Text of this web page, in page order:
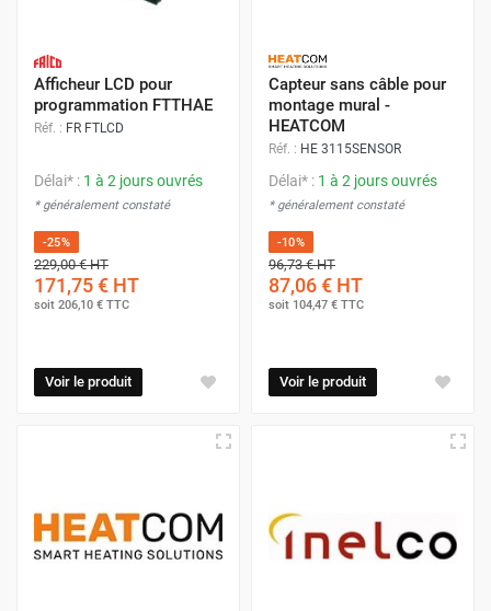
Afficheur LCD pour
programmation FTTHAE
Réf. : FR FTLCD
Délai* : 1 à 2 jours ouvrés
* généralement constaté
-25%
229,00 €HT
171,75 € HT
soit 206,10 € TTC
Voir le produit
Capteur sans câble pour
montage mural -
HEATCOM
Réf. : HE 3115SENSOR
Délai* : 1 à 2 jours ouvrés
* généralement constaté
-10%
96,73 €HT
87,06 € HT
soit 104,47 € TTC
Voir le produit